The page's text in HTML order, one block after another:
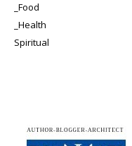
_Food
_Health
Spiritual